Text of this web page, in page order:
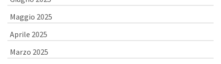
Maggio 2025
Aprile 2025
Marzo 2025